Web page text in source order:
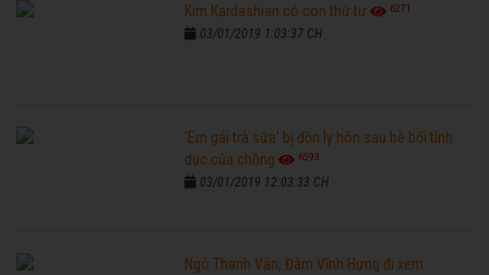
Kim Kardashian có con thứ tư 6271
03/01/2019 1:03:37 CH
'Em gái trà sữa' bị đồn ly hôn sau bê bối tình
dục của chồng
6593
03/01/2019 12:03:33 CH
Ngô Thanh Vân, Đàm Vĩnh Hưng đi xem